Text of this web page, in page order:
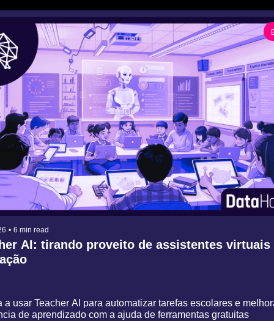
• 6 min read
AI: tirando proveito de assistentes virtuais
a usar Teacher AI para automatizar tarefas escolares e
de aprendizado com a ajuda de ferramentas gratuitas